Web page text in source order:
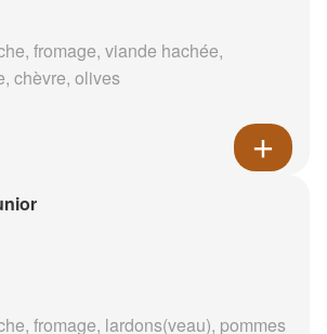
fromage, viande hachée,
chèvre, olives
fromage, lardons(veau), pommes